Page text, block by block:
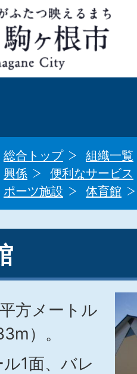
総合トップ
組織一覧
興係
便利なサービス
ポーツ施設
体育館
方メートル
）。
1面、バレ